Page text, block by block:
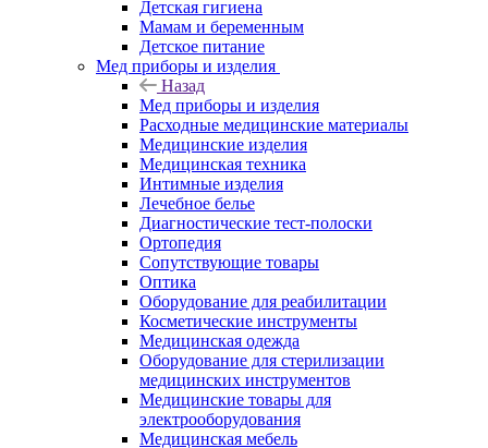
Детская гигиена
Мамам и беременным
Детское питание
Мед приборы и изделия
Назад
Мед приборы и изделия
Расходные медицинские материалы
Медицинские изделия
Медицинская техника
Интимные изделия
Лечебное белье
Диагностические тест-полоски
Ортопедия
Сопутствующие товары
Оптика
Оборудование для реабилитации
Косметические инструменты
Медицинская одежда
Оборудование для стерилизации
медицинских инструментов
Медицинские товары для
электрооборудования
Медицинская мебель